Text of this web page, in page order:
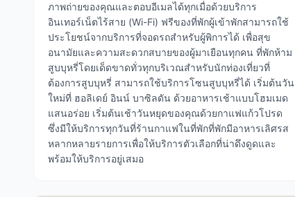
ภาพถ่ายของคุณและตอบอีเมลได้ทุกเมื่อด้วยบริการ
อินเทอร์เน็ตไร้สาย (Wi-Fi) ฟรีของที่พักผู้เข้าพักสามารถใช้
ประโยชน์จากบริการที่จอดรถสำหรับผู้พิการได้ เพื่อสุข
อนามัยและความสะดวกสบายของผู้มาเยือนทุกคน ที่พักห้าม
สูบบุหรี่โดยเด็ดขาดทั่วทุกบริเวณสำหรับนักท่องเที่ยวที่
ต้องการสูบบุหรี่ สามารถใช้บริการโซนสูบบุหรี่ได้ เริ่มต้นวัน
ใหม่ที่ ฮอลิเดย์ อินน์ บาซิลดัน ด้วยอาหารเช้าแบบโฮมเมด
แสนอร่อย เริ่มต้นเช้าวันหยุดของคุณด้วยกาแฟแก้วโปรด
ซึ่งมีให้บริการทุกวันที่ร้านกาแฟในที่พักที่พักมีอาหารเลิศรส
หลากหลายรายการเพื่อให้บริการตัวเลือกที่น่าดึงดูดและ
พร้อมให้บริการอยู่เสมอ